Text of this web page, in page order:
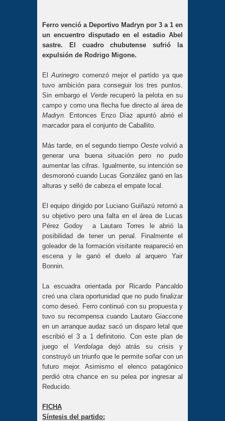
Ferro venció a Deportivo Madryn por 3 a 1 en
un encuentro disputado en el estadio Abel
sastre. El cuadro chubutense sufrió la
expulsión de Rodrigo Migone.
ElAurinegro comenzó mejor el partido ya que
tuvo ambición para conseguir los tres puntos.
Sin embargo el Verderecuperó la pelota en su
campo y como una flecha fue directo al área de
Madryn. Entonces Enzo Díaz apuntó abrió el
marcador para el conjunto de Caballito.
Más tarde, en el segundo tiempo Oestevolvió a
generar una buena situación pero no pudo
aumentar las cifras. Igualmente, su intención se
desmoronó cuando Lucas González ganó en las
alturas y selló de cabeza el empate local.
El equipo dirigido por Luciano Guiñazú retornó a
su objetivo pero una falta en el área de Lucas
Pérez Godoy a Lautaro Torres le abrió la
posibilidad de tener un penal. Finalmente el
goleador de la formación visitante reapareció en
escena y le ganó el duelo al arquero Yair
Bonnin.
La escuadra orientada por Ricardo Pancaldo
creó una clara oportunidad que no pudo finalizar
como deseó. Ferro continuó con su propuesta y
tuvo su recompensa cuando Lautaro Giaccone
en un arranque audaz sacó un disparo letal que
escribió el 3 a 1 definitorio. Con este plan de
juego el Verdolagadejó atrás su crisis y
construyó un triunfo que le permite soñar con un
futuro mejor. Asimismo el elenco patagónico
perdió otra chance en su pelea por ingresar al
Reducido.
FICHA
Síntesis del partido: